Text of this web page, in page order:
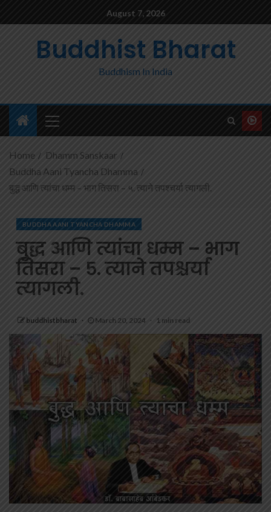
August 7, 2026
Buddhist Bharat
Buddhism In India
Home
Dhamm Sanskaar
Buddha Aani Tyancha Dhamma
बुद्ध आणि त्यांचा धम्म – भाग तिसरा – ५. त्याने तपश्चर्या त्यागली.
BUDDHA AANI TYANCHA DHAMMA
बुद्ध आणि त्यांचा धम्म – भाग
तिसरा – ५. त्याने तपश्चर्या
त्यागली.
buddhistbharat March 20, 2024 1 min read